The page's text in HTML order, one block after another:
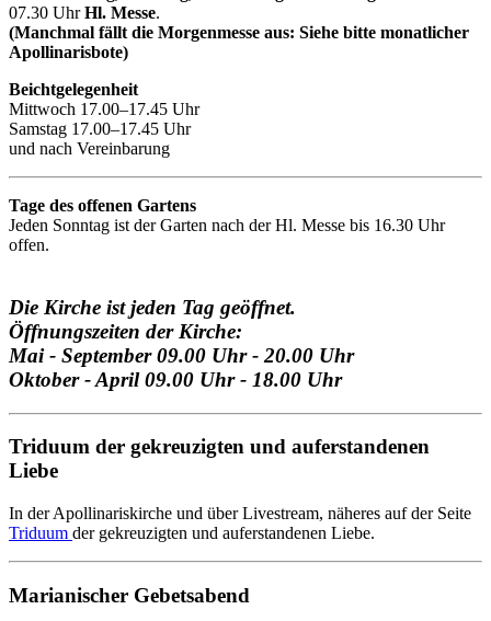
07.30 UhrHl. Messe.
(Manchmal fällt die Morgenmesse aus: Siehe bitte monatlicher
Apollinarisbote)
Beichtgelegenheit
Mittwoch 17.00–17.45 Uhr
Samstag 17.00–17.45 Uhr
und nach Vereinbarung
Tage des offenen Gartens
Jeden Sonntag ist der Garten nach der Hl. Messe bis 16.30 Uhr
offen.
Die Kirche ist jeden Tag geöffnet.
Öffnungszeiten der Kirche:
Mai - September 09.00 Uhr - 20.00 Uhr
Oktober - April 09.00 Uhr - 18.00 Uhr
Triduum der gekreuzigten und auferstandenen
Liebe
In der Apollinariskirche und über Livestream, näheres auf der Seite
Triduum der gekreuzigten und auferstandenen Liebe.
Marianischer Gebetsabend